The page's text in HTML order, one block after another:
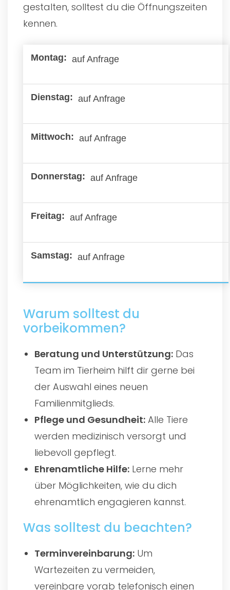
gestalten, solltest du die Öffnungszeiten
kennen.
auf Anfrage
auf Anfrage
auf Anfrage
auf Anfrage
auf Anfrage
auf Anfrage
Warum solltest du
vorbeikommen?
Beratung und Unterstützung: Das
Team im Tierheim hilft dir gerne bei
der Auswahl eines neuen
Familienmitglieds.
Pflege und Gesundheit: Alle Tiere
werden medizinisch versorgt und
liebevoll gepflegt.
Ehrenamtliche Hilfe: Lerne mehr
über Möglichkeiten, wie du dich
ehrenamtlich engagieren kannst.
Was solltest du beachten?
Terminvereinbarung: Um
Wartezeiten zu vermeiden,
vereinbare vorab telefonisch einen